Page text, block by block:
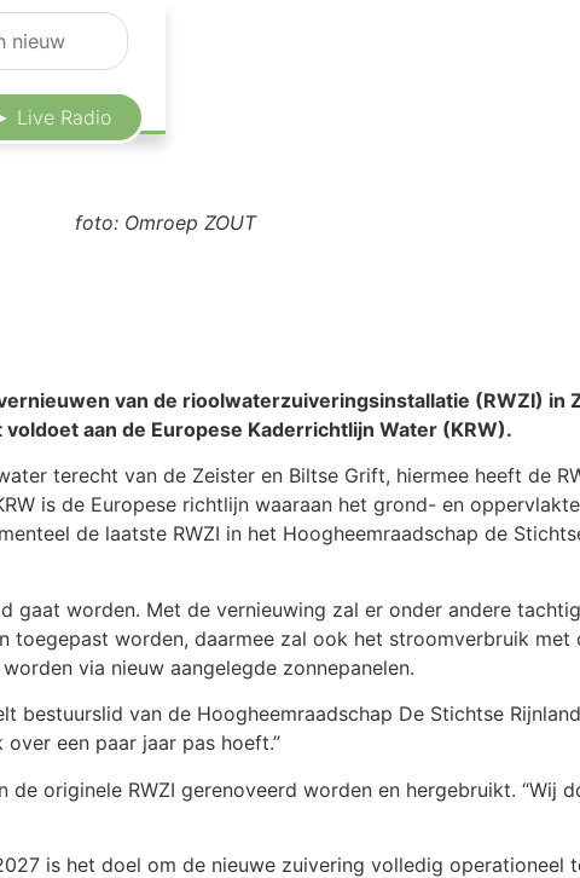
Live Radio
foto: Omroep ZOUT
van de rioolwaterzuiveringsinstallatie (RWZI) in
aan de Europese Kaderrichtlijn Water (KRW).
terecht van de Zeister en Biltse Grift, hiermee heeft de
is de Europese richtlijn waaraan het grond- en
de laatste RWZI in het Hoogheemraadschap de
gaat worden. Met de vernieuwing zal er onder andere
worden, daarmee zal ook het stroomverbruik
via nieuw aangelegde zonnepanelen.
van de Hoogheemraadschap De Stichtse
een paar jaar pas hoeft.”
originele RWZI gerenoveerd worden en hergebruikt. “Wij
is het doel om de nieuwe zuivering volledig operationeel